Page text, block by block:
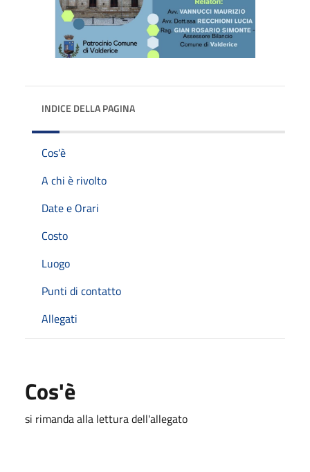
INDICE DELLA PAGINA
Cos'è
A chi è rivolto
Date e Orari
Costo
Luogo
Punti di contatto
Allegati
Cos'è
si rimanda alla lettura dell'allegato